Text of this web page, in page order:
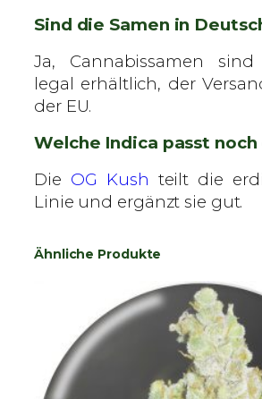
Sind die Samen in
Ja, Cannabissamen sind
legal erhältlich, der
der EU.
Welche Indica passt noch
Die OG Kush teilt die
Linie und ergänzt sie gut.
Ähnliche Produkte